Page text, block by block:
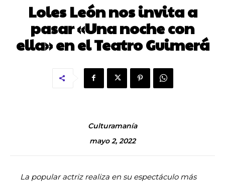
Loles León nos invita a
pasar «Una noche con
ella» en el Teatro Guimerá
Culturamanía
mayo 2, 2022
La popular actriz realiza en su espectáculo más